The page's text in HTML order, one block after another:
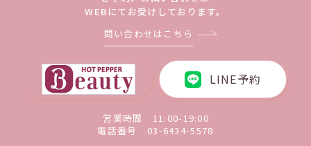
WEBにてお受けしております。
問い合わせはこちら
LINE予約
営業時間 11:00-19:00
電話番号 03-6434-5578